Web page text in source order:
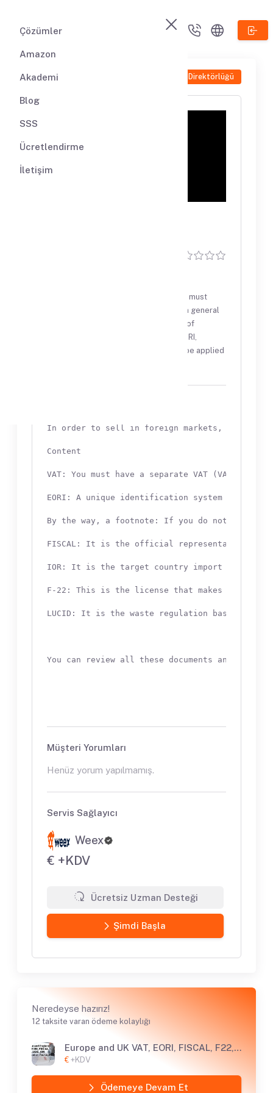
Çözümler
Amazon
Akademi
Blog
SSS
Ücretlendirme
İletişim
Şirket Direktörlüğü
In order to sell in foreign markets, you must
have the necessary documents both in general
and market specific. VAT, Preparation of
Declarations and Contracts, LUCID, EORI,
FISCAL, IOR and LUCID documents to be applied
In order to sell in foreign markets, you must
Content
VAT: You must have a separate VAT (VAT)
EORI: A unique identification system used by
By the way, a footnote: If you do not have a
FISCAL: It is the official representative
IOR: It is the target country import
F-22: This is the license that makes it legal
LUCID: It is the waste regulation based on
Müşteri Yorumları
Henüz yorum yapılmamış.
Servis Sağlayıcı
Weex
€ +KDV
Ücretsiz Uzman Desteği
Şimdi Başla
Neredeyse hazırız!
12 taksite varan ödeme kolaylığı
Europe and UK VAT, EORI, FISCAL, F22, LUCID, IOR Application Package
€ +KDV
Ödemeye Devam Et